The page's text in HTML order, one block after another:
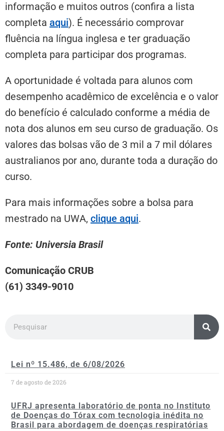
informação e muitos outros (confira a lista
completa aqui). É necessário comprovar
fluência na língua inglesa e ter graduação
completa para participar dos programas.
A oportunidade é voltada para alunos com
desempenho acadêmico de excelência e o valor
do benefício é calculado conforme a média de
nota dos alunos em seu curso de graduação. Os
valores das bolsas vão de 3 mil a 7 mil dólares
australianos por ano, durante toda a duração do
curso.
Para mais informações sobre a bolsa para
mestrado na UWA, clique aqui.
Fonte: Universia Brasil
Comunicação CRUB
(61) 3349-9010
Lei nº 15.486, de 6/08/2026
7 de agosto de 2026
UFRJ apresenta laboratório de ponta no Instituto
de Doenças do Tórax com tecnologia inédita no
Brasil para abordagem de doenças respiratórias